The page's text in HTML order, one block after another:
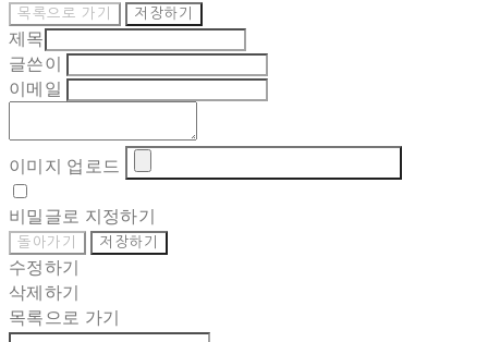
목록으로 가기 저장하기
제목
글쓴이
이메일
이미지 업로드
비밀글로 지정하기
돌아가기 저장하기
수정하기
삭제하기
목록으로 가기